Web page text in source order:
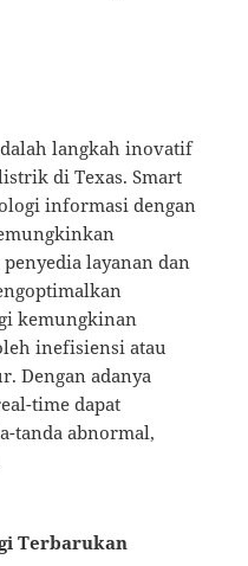
langkah inovatif
di Texas. Smart
informasi dengan
layanan dan
kemungkinan
inefisiensi atau
Dengan adanya
time dapat
tanda abnormal,
Terbarukan